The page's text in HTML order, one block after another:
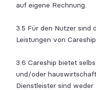
auf eigene Rechnung.
3.5 Für den Nutzer sind
Leistungen von
3.6 Careship bietet
und/oder
Dienstleister sind